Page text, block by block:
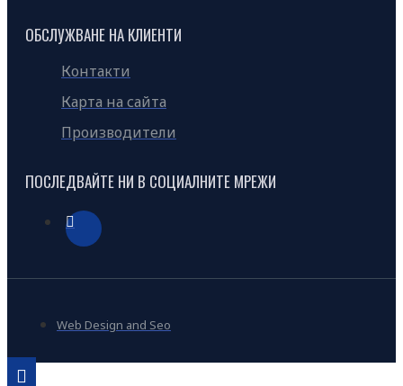
ОБСЛУЖВАНЕ НА КЛИЕНТИ
Контакти
Карта на сайта
Производители
ПОСЛЕДВАЙТЕ НИ В СОЦИАЛНИТЕ МРЕЖИ
Web Design and Seo